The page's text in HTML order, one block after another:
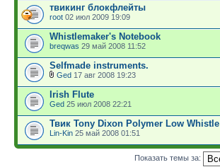
твикинг блокфлейты
root 02 июл 2009 19:09
Whistlemaker's Notebook
breqwas 29 май 2008 11:52
Selfmade instruments.
Ged 17 авг 2008 19:23
Irish Flute
Ged 25 июл 2008 22:21
Твик Tony Dixon Polymer Low Whistle
Lin-Kin 25 май 2008 01:51
Показать темы за: